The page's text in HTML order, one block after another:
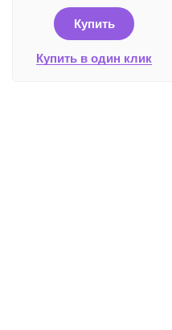
Купить
Купить в один клик